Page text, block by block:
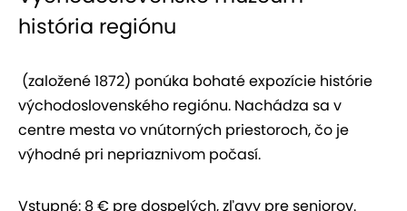
história regiónu
(založené 1872) ponúka bohaté expozície histórie
východoslovenského regiónu. Nachádza sa v
centre mesta vo vnútorných priestoroch, čo je
výhodné pri nepriaznivom počasí.
Vstupné: 8 € pre dospelých, zľavy pre seniorov.